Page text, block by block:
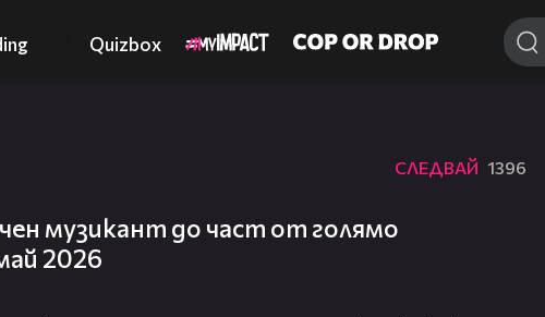
Quizbox
СЛЕДВАЙ 1396
музикант до част от голямо
2026